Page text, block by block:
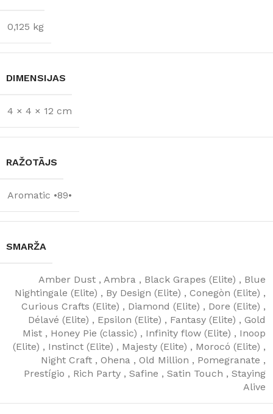
0,125 kg
DIMENSIJAS
4 × 4 × 12 cm
RAŽOTĀJS
Aromatic •89•
SMARŽA
Amber Dust , Ambra , Black Grapes (Elite) , Blue
Nightingale (Elite) , By Design (Elite) , Conegòn (Elite) ,
Curious Crafts (Elite) , Diamond (Elite) , Dore (Elite) ,
Délavé (Elite) , Epsilon (Elite) , Fantasy (Elite) , Gold
Mist , Honey Pie (classic) , Infinity flow (Elite) , Inoop
(Elite) , Instinct (Elite) , Majesty (Elite) , Morocó (Elite) ,
Night Craft , Ohena , Old Million , Pomegranate ,
Prestígio , Rich Party , Safine , Satin Touch , Staying
Alive